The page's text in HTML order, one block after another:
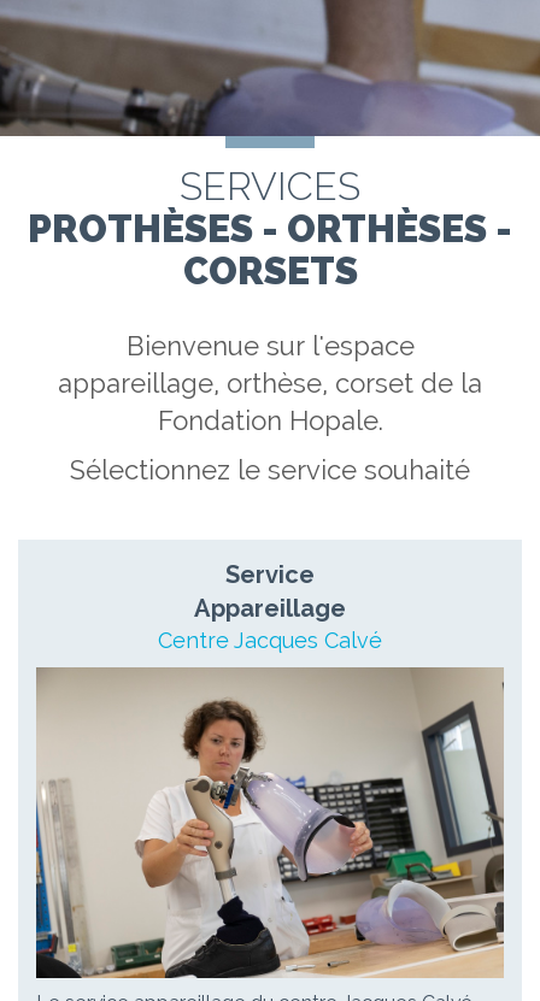
SERVICES
PROTHÈSES - ORTHÈSES -
CORSETS
Bienvenue sur l'espace
appareillage, orthèse, corset de la
Fondation Hopale.
Sélectionnez le service souhaité
Service
Appareillage
Centre Jacques Calvé